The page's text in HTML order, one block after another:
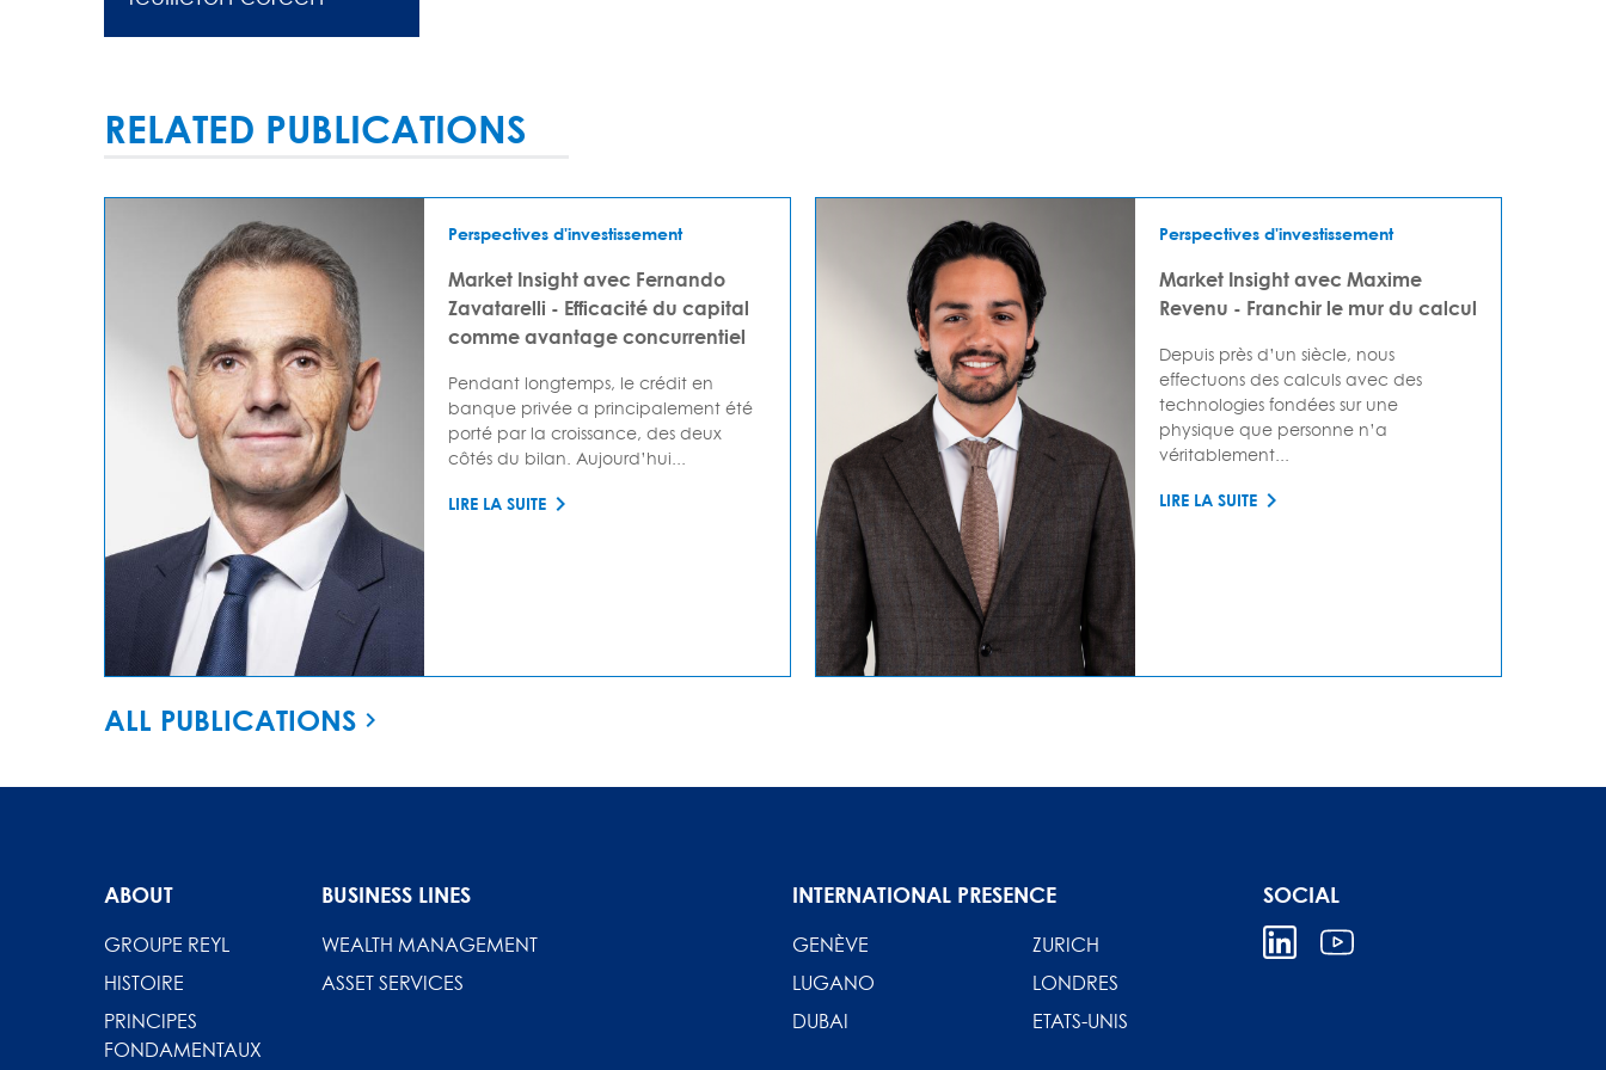
RELATED PUBLICATIONS
Perspectives d'investissement
Market Insight avec Fernando
Zavatarelli - Efficacité du capital
comme avantage concurrentiel
Pendant longtemps, le crédit en
banque privée a principalement été
porté par la croissance, des deux
côtés du bilan. Aujourd’hui...
LIRE LA SUITE
Perspectives d'investissement
Market Insight avec Maxime
Revenu - Franchir le mur du calcul
Depuis près d’un siècle, nous
effectuons des calculs avec des
technologies fondées sur une
physique que personne n’a
véritablement...
LIRE LA SUITE
ALL PUBLICATIONS
ABOUT
GROUPE REYL
HISTOIRE
PRINCIPES
FONDAMENTAUX
BUSINESS LINES
WEALTH MANAGEMENT
ASSET SERVICES
INTERNATIONAL PRESENCE
GENÈVE
ZURICH
LUGANO
LONDRES
DUBAI
ETATS-UNIS
SOCIAL